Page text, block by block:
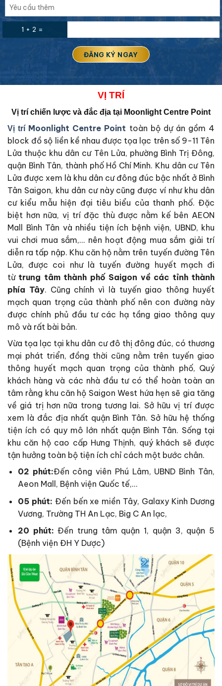
1 + 2 =
VỊ TRÍ
Vị trí chiến lược và đắc địa tại Moonlight Centre Point
Vị trí Moonlight Centre Point toàn bộ dự án gồm 4
block đồ sộ liền kề nhau được tọa lạc trên số 9-11 Tên
Lửa thuộc khu dân cư Tên Lửa, phường Bình Trị Đông,
quận Bình Tân, thành phố Hồ Chí Minh. Khu dân cư Tên
Lửa được xem là khu dân cư đông đúc bậc nhất ở Bình
Tân Saigon, khu dân cư này cũng được ví như khu dân
cư kiểu mẫu hiện đại tiêu biểu của thanh phố. Đặc
biệt hơn nữa, vị trí đặc thù được nằm kế bên AEON
Mall Bình Tân và nhiều tiện ích bệnh viện, UBND, khu
vui chơi mua sắm,… nên hoạt động mua sắm giải trí
diễn ra tấp nập. Khu căn hộ nằm trên tuyến đường Tên
Lửa, được coi như là tuyến đường huyết mạch đi
từ trung tâm thành phố Saigon về các tỉnh thành
phía Tây. Cũng chính vì là tuyến giao thông huyết
mạch quan trọng của thành phố nên con đường này
được chính phủ đầu tư các hạ tầng giao thông quy
mô và rất bài bản.
Vừa tọa lạc tại khu dân cư đô thị đông đúc, có thương
mại phát triển, đồng thời cũng nằm trên tuyến giao
thông huyết mạch quan trọng của thành phố, Quý
khách hàng và các nhà đầu tư có thể hoàn toàn an
tâm rằng khu căn hộ Saigon West hứa hẹn sẽ gia tăng
về giá trị hơn nữa trong tương lai. Sở hữu vị trí được
xem là đắc địa nhất quận Bình Tân. Sở hữu hệ thống
tiện ích có quy mô lớn nhất quận Bình Tân. Sống tại
khu căn hộ cao cấp Hưng Thịnh, quý khách sẽ được
tận hưởng toàn bộ tiện ích chỉ cách một bước chân.
02 phút:Đến công viên Phú Lâm, UBND Bình Tân,
Aeon Mall, Bệnh viện Quốc tế,…
05 phút: Đến bến xe miền Tây, Galaxy Kinh Dương
Vương, Trường TH An Lạc, Big C An lạc,
20 phút: Đến trung tâm quận 1, quận 3, quận 5
(Bệnh viện ĐH Y Dược)